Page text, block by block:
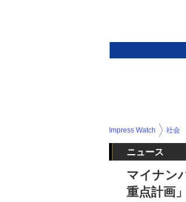
Impress Watch 社会
ニュース
マイナン
重点計画」